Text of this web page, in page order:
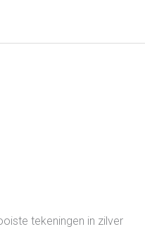
tekeningen in zilver